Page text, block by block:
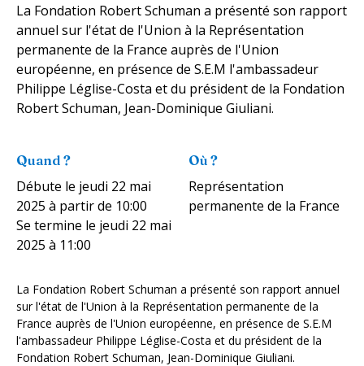
La Fondation Robert Schuman a présenté son rapport
annuel sur l'état de l'Union à la Représentation
permanente de la France auprès de l'Union
européenne, en présence de S.E.M l'ambassadeur
Philippe Léglise-Costa et du président de la Fondation
Robert Schuman, Jean-Dominique Giuliani.
Quand ?
Débute le jeudi 22 mai
2025 à partir de 10:00
Se termine le jeudi 22 mai
2025 à 11:00
Où ?
Représentation
permanente de la France
La Fondation Robert Schuman a présenté son rapport annuel
sur l'état de l'Union à la Représentation permanente de la
France auprès de l'Union européenne, en présence de S.E.M
l'ambassadeur Philippe Léglise-Costa et du président de la
Fondation Robert Schuman, Jean-Dominique Giuliani.